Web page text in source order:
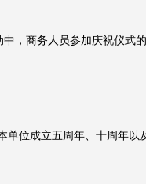
，商务人员参加庆祝仪
位成立五周年、十周年以